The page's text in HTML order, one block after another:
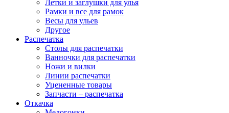
Летки и заглушки для улья
Рамки и все для рамок
Весы для ульев
Другое
Распечатка
Столы для распечатки
Ванночки для распечатки
Ножи и вилки
Линии распечатки
Уцененные товары
Запчасти – распечатка
Откачка